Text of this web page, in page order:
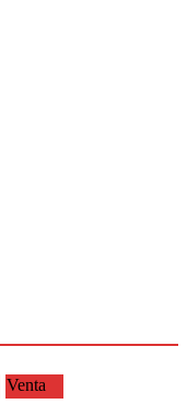
Venta